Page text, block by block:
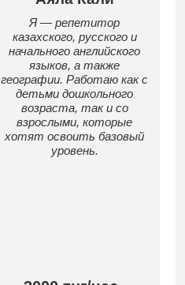
Я — репетитор
казахского, русского и
начального английского
языков, а также
географии. Работаю как с
детьми дошкольного
возраста, так и со
взрослыми, которые
хотят освоить базовый
уровень.